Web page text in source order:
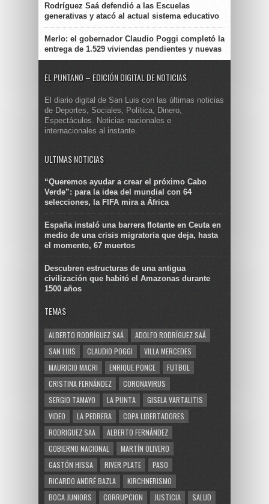
Rodríguez Saá defendió a las Escuelas
generativas y atacó al actual sistema educativo
Merlo: el gobernador Claudio Poggi completó la
entrega de 1.529 viviendas pendientes y nuevas
EL PUNTANO – EDICIÓN DIGITAL DE NOTICIAS
El diario digital de San Luis con las últimas noticias
de Deportes, Sociales, Política, Dinero,
Espectáculos. Noticias nacionales e
internacionales al instante.
ULTIMAS NOTICIAS
“Queremos ayudar a crear el próximo Cabo
Verde”: para la idea del mundial con 64
selecciones, la FIFA mira a África
España instaló una barrera flotante en Ceuta en
medio de una crisis migratoria que deja, hasta
el momento, 67 muertos
Descubren estructuras de una antigua
civilización que habitó el Amazonas durante
1500 años
TEMAS
ALBERTO RODRÍGUEZ SAÁ
ADOLFO RODRÍGUEZ SAÁ
SAN LUIS
CLAUDIO POGGI
VILLA MERCEDES
MAURICIO MACRI
ENRIQUE PONCE
FUTBOL
CRISTINA FERNÁNDEZ
CORONAVIRUS
SERGIO TAMAYO
LA PUNTA
GISELA VARTALITIS
VIDEO
LA PEDRERA
COPA LIBERTADORES
RODRIGUEZ SAA
ALBERTO FERNÁNDEZ
GOBIERNO NACIONAL
MARTÍN OLIVERO
GASTÓN HISSA
RIVER PLATE
PASO
RICARDO ANDRÉ BAZLA
KIRCHNERISMO
BOCA JUNIORS
CORRUPCION JUSTICIA SALUD